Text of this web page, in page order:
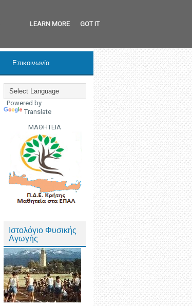
Επικοινωνία
Powered by
Translate
ΜΑΘΗΤΕΙΑ
Ιστολόγιο Φυσικής
Αγωγής
LEARN MORE GOT IT